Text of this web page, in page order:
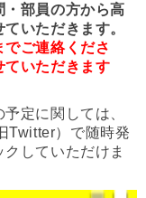
・部員の方から高
いただきます。
でご連絡くださ
ていただきます
定に関しては、
Twitter）で随時発
していただけま